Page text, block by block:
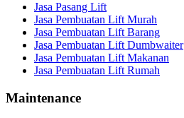
Jasa Pasang Lift
Jasa Pembuatan Lift Murah
Jasa Pembuatan Lift Barang
Jasa Pembuatan Lift Dumbwaiter
Jasa Pembuatan Lift Makanan
Jasa Pembuatan Lift Rumah
Maintenance